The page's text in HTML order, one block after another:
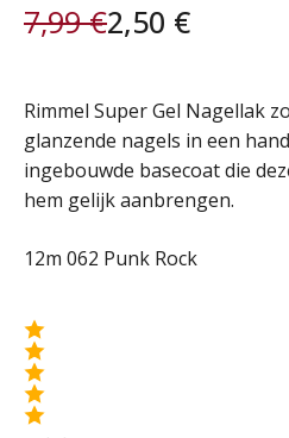
7,99€
Oorspronkelijke
prijs
was:
2,50 €
Huidige
prijs
is:
Rimmel Super Gel Nagellak
glanzende nagels in een
ingebouwde basecoat die
hem gelijk aanbrengen.
12m 062 Punk Rock